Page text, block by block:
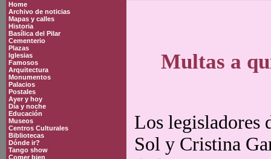
Home
Archivo de noticias
Mapas y calles
Historia
Basílica del Pilar
Cementerio
Plazas
Iglesias
Famosos
Arquitectura
Monumentos
Palacios
Postales
Ayer y hoy
Día y noche
Educación
Museos
Centros Culturales
Bibliotecas
Dónde ir?
Tango show
Comer bien
Multas a
Los legisladores
Sol y Cristina